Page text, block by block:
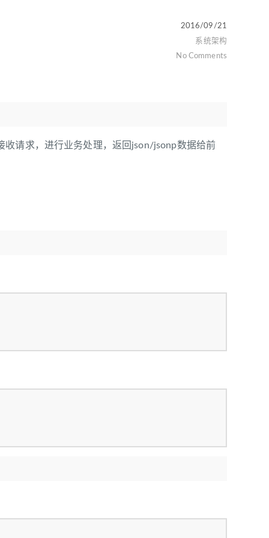
2016/09/21
系统架构
No Comments
收请求，进行业务处理，返回json/jsonp数据给前